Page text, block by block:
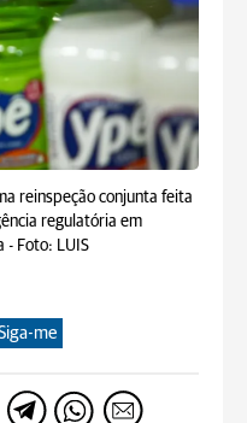
reinspeção conjunta feita
regulatória em
- Foto: LUIS
me